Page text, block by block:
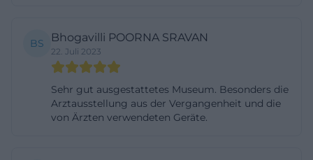
ihrer Region. ([stadtmuseum.deggendorf.de]
(https://stadtmuseum.deggendorf.de/
deutlich: Ziel ist die Darstellung der kulturellen,
wirtschaftlichen und sozialen Entwicklung der
BS Bhogavilli POORNA SRAVAN
22. Juli 2023
Sehr gut ausgestattetes Museum. Besonders die
Arztausstellung aus der Vergangenheit und die
von Ärzten verwendeten Geräte.